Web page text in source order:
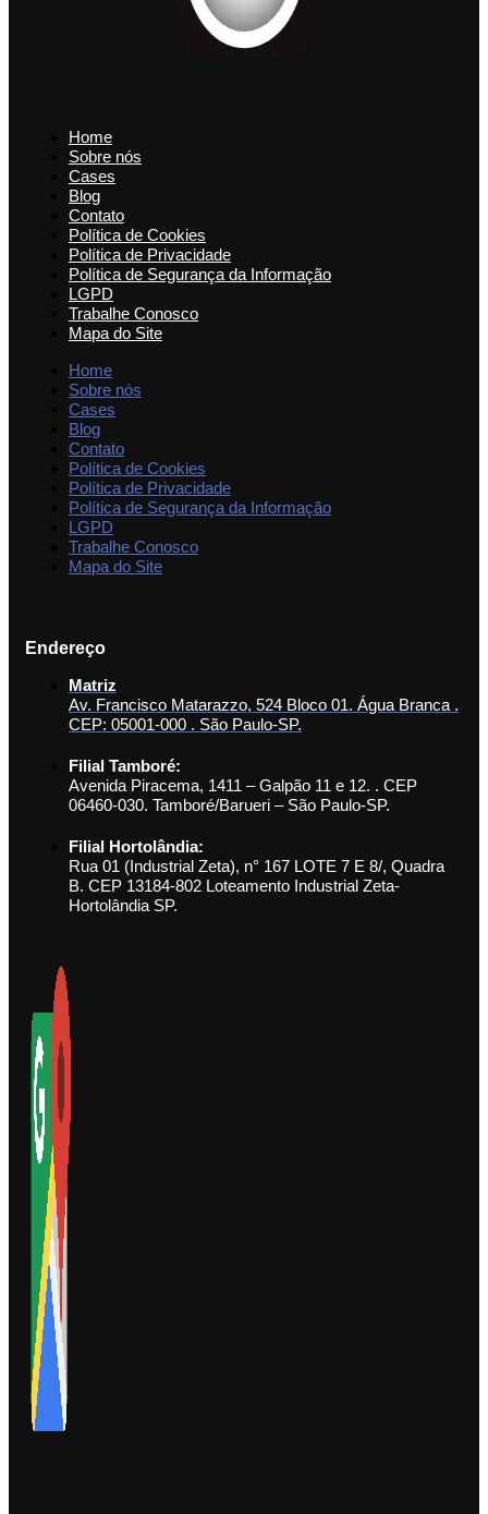
Home
Sobre nós
Cases
Blog
Contato
Política de Cookies
Política de Privacidade
Política de Segurança da Informação
LGPD
Trabalhe Conosco
Mapa do Site
Home
Sobre nós
Cases
Blog
Contato
Política de Cookies
Política de Privacidade
Política de Segurança da Informação
LGPD
Trabalhe Conosco
Mapa do Site
Endereço
Matriz
Av. Francisco Matarazzo, 524 Bloco 01. Água Branca .
CEP: 05001-000 . São Paulo-SP.
Filial Tamboré:
Avenida Piracema, 1411 – Galpão 11 e 12. . CEP
06460-030. Tamboré/Barueri – São Paulo-SP.
Filial Hortolândia:
Rua 01 (Industrial Zeta), n° 167 LOTE 7 E 8/, Quadra
B. CEP 13184-802 Loteamento Industrial Zeta-
Hortolândia SP.